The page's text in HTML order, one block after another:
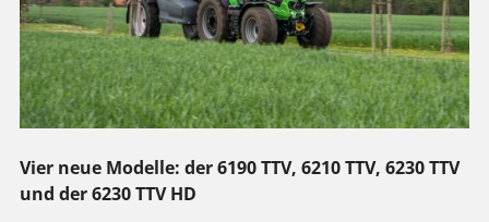
Vier neue Modelle: der 6190 TTV, 6210 TTV, 6230 TTV
und der 6230 TTV HD